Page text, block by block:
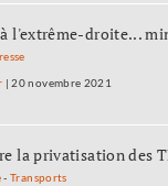
l'extrême-droite...
|20 novembre 2021
la privatisation des
-Transports